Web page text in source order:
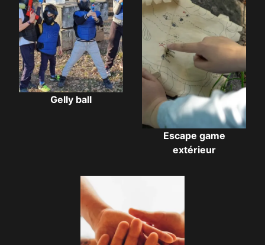
Gelly ball
Escape game
extérieur